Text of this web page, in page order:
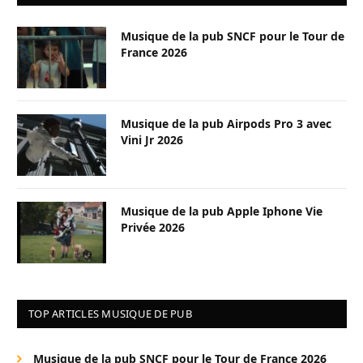
Musique de la pub SNCF pour le Tour de
France 2026
Musique de la pub Airpods Pro 3 avec
Vini Jr 2026
Musique de la pub Apple Iphone Vie
Privée 2026
TOP ARTICLES MUSIQUE DE PUB
Musique de la pub SNCF pour le Tour de France 2026